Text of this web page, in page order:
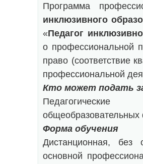
Программа
инклюзивного
«Педагог
о профессиональной
право (соответствие
профессиональной
Кто может подать
общеобразовательных
Форма обучения
Дистанционная,
основной